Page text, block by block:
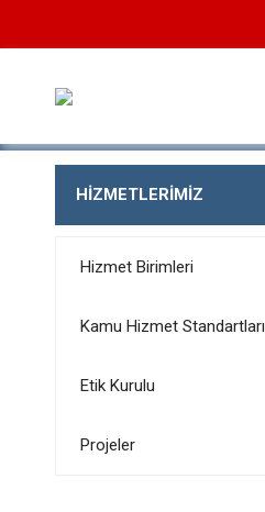
HİZMETLERİMİZ
Hizmet Birimleri
Kamu Hizmet Standartları
Etik Kurulu
Projeler